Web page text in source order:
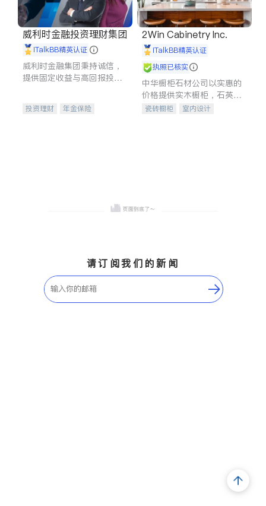
威利时金融投资理财集团
iTalkBB精英认证
威利时金融集团秉持诚信，
提供固定收益与高回报投资
合，助力客户实现目标
投资理财
年金保险
2Win Cabinetry Inc.
iTalkBB精英认证
执照已核实
中华橱柜石材公司以实惠的
价格提供实木橱柜，石英石
台面，多种优质不锈钢水
瓷砖橱柜
室内设计
请订阅我们的新闻